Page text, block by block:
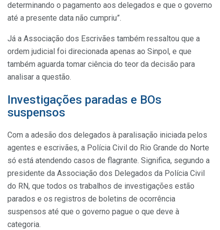
determinando o pagamento aos delegados e que o governo
até a presente data não cumpriu”.
Já a Associação dos Escrivães também ressaltou que a
ordem judicial foi direcionada apenas ao Sinpol, e que
também aguarda tomar ciência do teor da decisão para
analisar a questão.
Investigações paradas e BOs
suspensos
Com a adesão dos delegados à paralisação iniciada pelos
agentes e escrivães, a Polícia Civil do Rio Grande do Norte
só está atendendo casos de flagrante. Significa, segundo a
presidente da Associação dos Delegados da Polícia Civil
do RN, que todos os trabalhos de investigações estão
parados e os registros de boletins de ocorrência
suspensos até que o governo pague o que deve à
categoria.